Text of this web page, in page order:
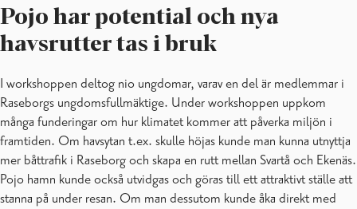
Pojo har potential och nya
havsrutter tas i bruk
I workshoppen deltog nio ungdomar, varav en del är medlemmar i
Raseborgs ungdomsfullmäktige. Under workshoppen uppkom
många funderingar om hur klimatet kommer att påverka miljön i
framtiden. Om havsytan t.ex. skulle höjas kunde man kunna utnyttja
mer båttrafik i Raseborg och skapa en rutt mellan Svartå och Ekenäs.
Pojo hamn kunde också utvidgas och göras till ett attraktivt ställe att
stanna på under resan. Om man dessutom kunde åka direkt med